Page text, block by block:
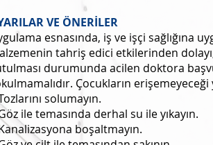
VE ÖNERİLER
esnasında, iş ve işçi sağlığına
tahriş edici etkilerinden
durumunda acilen doktora
Çocukların
solumayın.
ile temasında derhal su ile yıkayın.
boşaltmayın.